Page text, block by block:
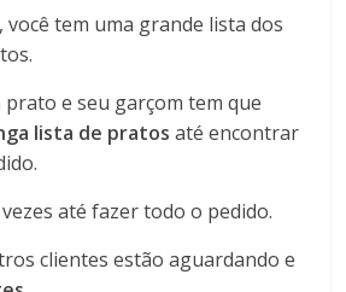
você tem uma grande lista dos
prato e seu garçom tem que
lista de pratos até encontrar
até fazer todo o pedido.
clientes estão aguardando e